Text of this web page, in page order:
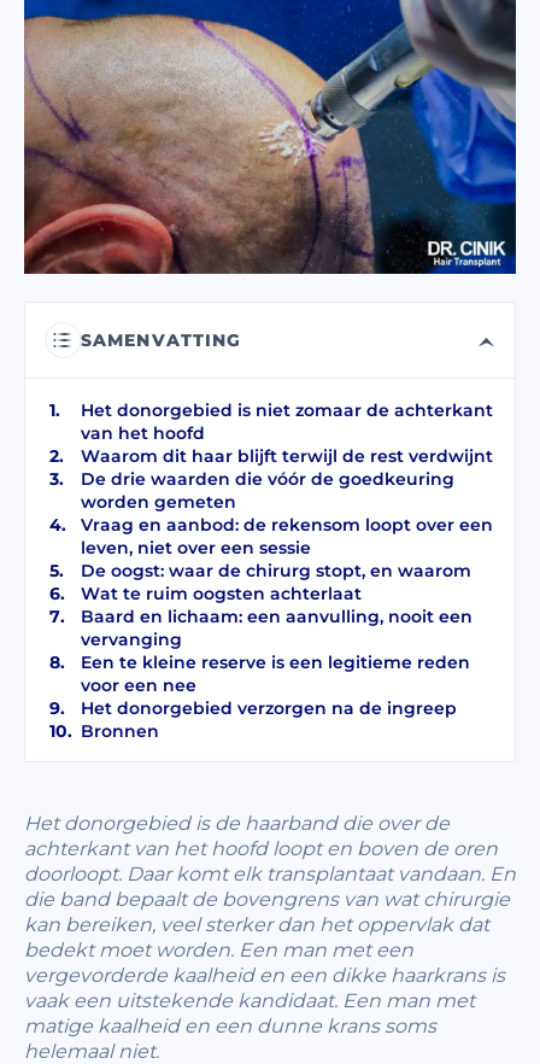
Ik heb de privacy policy gelezen en ga akkoord.
Ik heb de Toestemming voor Commerciële Elektronische Berichtengelezen en geaccepteerd.
VERSTUUR
SAMENVATTING
Het donorgebied is niet zomaar de achterkant
van het hoofd
Waarom dit haar blijft terwijl de rest verdwijnt
De drie waarden die vóór de goedkeuring
worden gemeten
Vraag en aanbod: de rekensom loopt over een
leven, niet over een sessie
De oogst: waar de chirurg stopt, en waarom
Wat te ruim oogsten achterlaat
Baard en lichaam: een aanvulling, nooit een
vervanging
Een te kleine reserve is een legitieme reden
voor een nee
Het donorgebied verzorgen na de ingreep
Bronnen
Het donorgebied is de haarband die over de
achterkant van het hoofd loopt en boven de oren
doorloopt. Daar komt elk transplantaat vandaan. En
die band bepaalt de bovengrens van wat chirurgie
kan bereiken, veel sterker dan het oppervlak dat
bedekt moet worden. Een man met een
vergevorderde kaalheid en een dikke haarkrans is
vaak een uitstekende kandidaat. Een man met
matige kaalheid en een dunne krans soms
helemaal niet.